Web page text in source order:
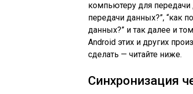
компьютеру для
передачи данных?”, “как
данных?” и так далее и
Android этих и других
сделать — читайте ниже.
Синхронизация